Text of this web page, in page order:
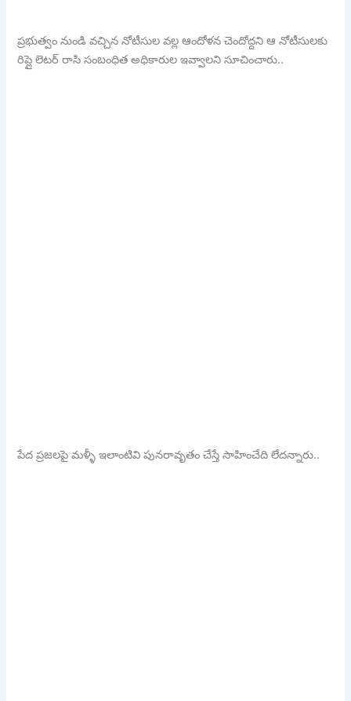
ప్రభుత్వం నుండి వచ్చిన నోటీసుల వల్ల ఆందోళన చెందోద్దని ఆ నోటీసులకు
రిప్లై లెటర్ రాసి సంబంధిత అధికారుల ఇవ్వాలని సూచించారు..
పేద ప్రజలపై మళ్ళీ ఇలాంటివి పునరావృతం చేస్తే సాహించేది లేదన్నారు..